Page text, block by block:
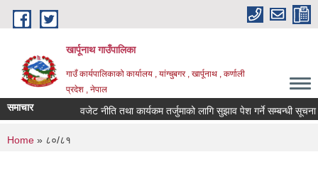
Skip to main content
खार्पूनाथ गाउँपालिका
गाउँ कार्यपालिकाको कार्यालय , यांग्चुबगर , खार्पूनाथ , कर्णाली
प्रदेश , नेपाल
समाचार वजेट नीति तथा कार्यकम तर्जुमाको लागि सुझाव पेश गर्ने सम्बन्धी सूचना ।
You are here
Home » ८०/८१